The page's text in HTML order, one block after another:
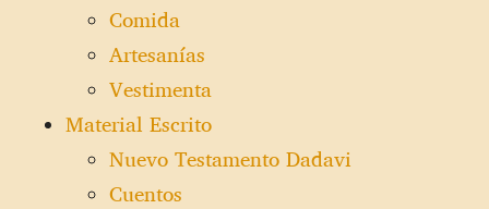
Comida
Artesanías
Vestimenta
Material Escrito
Nuevo Testamento Dadavi
Cuentos